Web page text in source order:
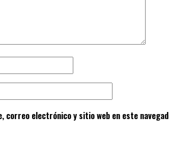
correo electrónico y sitio web en este